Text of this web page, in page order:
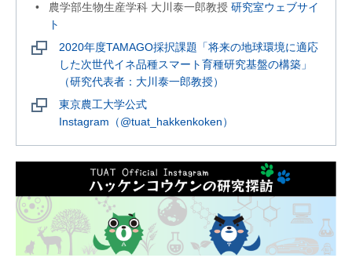
農学部生物生産学科 大川泰一郎教授研究室ウェブサイ
ト
2020年度TAMAGO採択課題「将来の地球環境に適応
した次世代イネ品種スマート育種研究基盤の構築」
（研究代表者：大川泰一郎教授）
東京農工大学公式
Instagram（@tuat_hakkenkoken）